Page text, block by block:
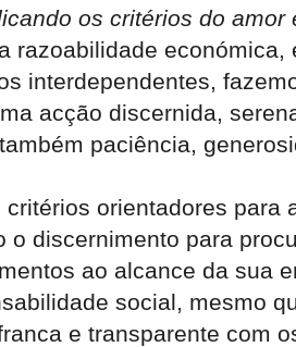
os critérios do amor
razoabilidade
interdependentes,
acção discernida,
paciência,
orientadores para
discernimento para
ao alcance da sua
social, mesmo
e transparente com